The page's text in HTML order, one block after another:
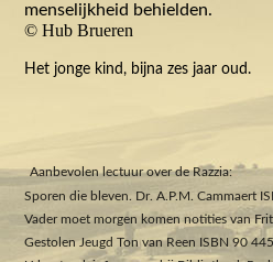
menselijkheid behielden.
© Hub Brueren
Het jonge kind, bijna zes jaar oud.
Aanbevolen lectuur over de Razzia:
Sporen die bleven. Dr. A.P.M. Cammaert
Vader moet morgen komen notities van
Gestolen Jeugd Ton van Reen ISBN 90